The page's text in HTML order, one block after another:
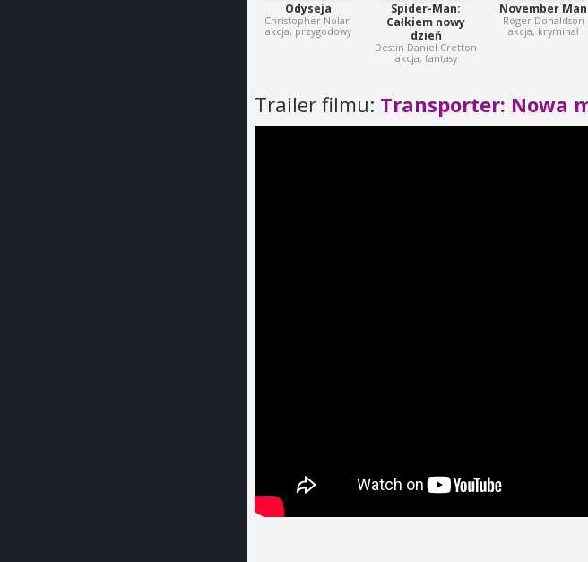
Odyseja
Christopher Nolan
akcja, przygodowy
Spider-Man:
Całkiem nowy
dzień
Destin Daniel Cretton
akcja, fantasy
November Man
Roger Donaldson
akcja, kryminał
Trailer filmu: Transporter: Nowa